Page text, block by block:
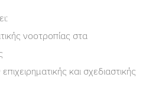
νοοτροπίας στα
και σχεδιαστικής